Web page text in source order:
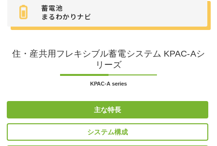
蓄電池
まるわかりナビ
住・産共用フレキシブル蓄電システム KPAC-Aシ
リーズ
KPAC-A series
主な特長
システム構成